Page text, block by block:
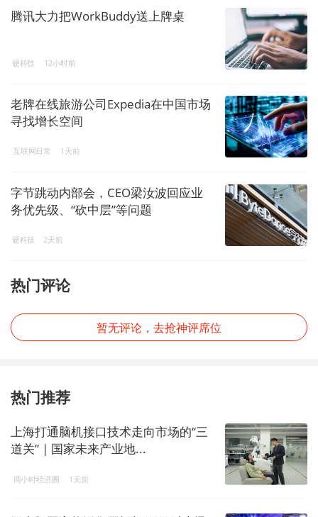
腾讯大力把WorkBuddy送上牌桌
硬科技 12小时前
老牌在线旅游公司Expedia在中国市场
寻找增长空间
互联网日常 1天前
字节跳动内部会，CEO梁汝波回应业
务优先级、“砍中层”等问题
硬科技 2天前
热门评论
暂无评论，去抢神评席位
热门推荐
上海打通脑机接口技术走向市场的“三
道关” | 国家未来产业地...
两小时经济圈 1天前